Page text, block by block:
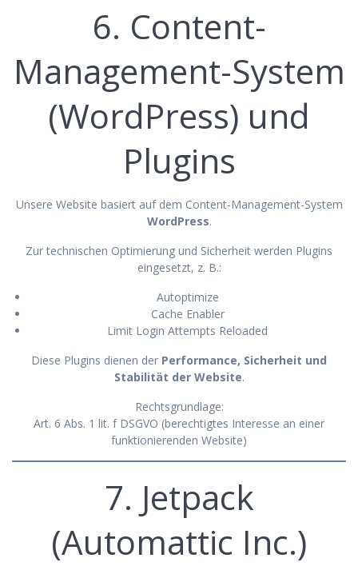
6. Content-
Management-System
(WordPress) und
Plugins
Unsere Website basiert auf dem Content-Management-System
WordPress.
Zur technischen Optimierung und Sicherheit werden Plugins
eingesetzt, z. B.:
Autoptimize
Cache Enabler
Limit Login Attempts Reloaded
Diese Plugins dienen der Performance, Sicherheit und
Stabilität der Website.
Rechtsgrundlage:
Art. 6 Abs. 1 lit. f DSGVO (berechtigtes Interesse an einer
funktionierenden Website)
7. Jetpack
(Automattic Inc.)